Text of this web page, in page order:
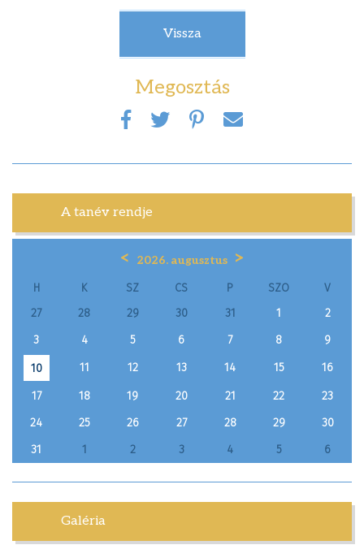
A tanév rendje
< 2026. augusztus >
H K SZ CS P SZO
V
27
28 29 30 31 1
2
3
4 5 6 7 8 9
10 11 12 13 14 15 16
17 18 19 20 21 22
23
24
25 26 27 28 29
30
31
1 2 3 4 5 6
Galéria
Vissza
Megosztás